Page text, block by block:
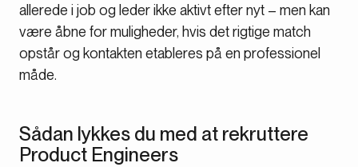
allerede i job og leder ikke aktivt efter nyt – men kan
være åbne for muligheder, hvis det rigtige match
opstår og kontakten etableres på en professionel
måde.
Sådan lykkes du med at rekruttere
Product Engineers